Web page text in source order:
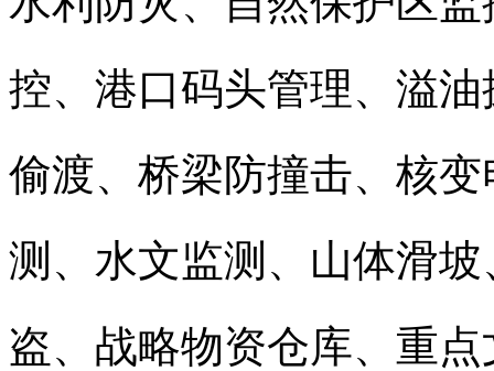
控、港口码头管理、溢
偷渡、桥梁防撞击、核
测、水文监测、山体滑
盗、战略物资仓库、重